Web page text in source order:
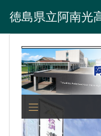
徳島県立阿南光